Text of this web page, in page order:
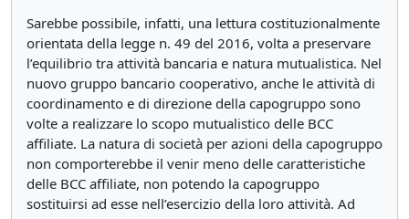
Sarebbe possibile, infatti, una lettura costituzionalmente
orientata della legge n. 49 del 2016, volta a preservare
l’equilibrio tra attività bancaria e natura mutualistica. Nel
nuovo gruppo bancario cooperativo, anche le attività di
coordinamento e di direzione della capogruppo sono
volte a realizzare lo scopo mutualistico delle BCC
affiliate. La natura di società per azioni della capogruppo
non comporterebbe il venir meno delle caratteristiche
delle BCC affiliate, non potendo la capogruppo
sostituirsi ad esse nell’esercizio della loro attività. Ad